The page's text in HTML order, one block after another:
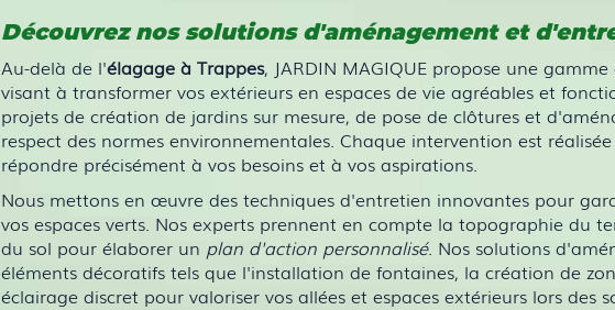
Découvrez nos solutions d'aménagement et
Au-delà de l'élagage à Trappes, JARDIN MAGIQUE propose une
visant à transformer vos extérieurs en espaces de vie agréables et
projets de création de jardins sur mesure, de pose de clôtures et
respect des normes environnementales. Chaque intervention est
répondre précisément à vos besoins et à vos aspirations.
Nous mettons en œuvre des techniques d'entretien innovantes pour
vos espaces verts. Nos experts prennent en compte la topographie du
du sol pour élaborer un plan d'action personnalisé. Nos solutions
éléments décoratifs tels que l'installation de fontaines, la création de
éclairage discret pour valoriser vos allées et espaces extérieurs lors des